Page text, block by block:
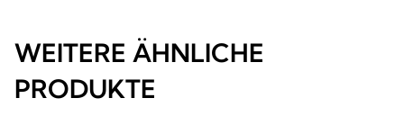
WEITERE ÄHNLICHE
PRODUKTE